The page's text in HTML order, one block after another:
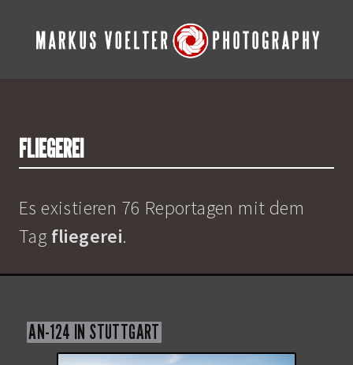
FLIEGEREI
Es existieren 76 Reportagen mit dem
Tag fliegerei.
AN-124 IN STUTTGART